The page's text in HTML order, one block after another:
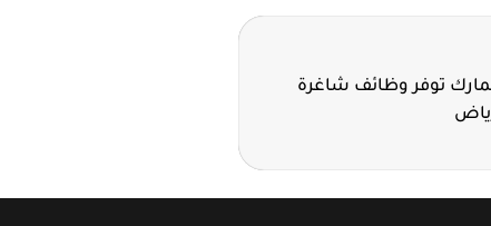
توفر وظائف شاغرة